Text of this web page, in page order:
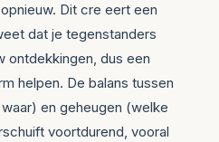
Dit cre eert een
dat je tegenstanders
ontdekkingen, dus een
helpen. De balans tussen
en geheugen (welke
voortdurend, vooral